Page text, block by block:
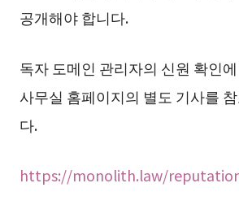
공개해야 합니다.
독자 도메인 관리자의 신원 확인
사무실 홈페이지의 별도 기사를
다.
https://monolith.law/